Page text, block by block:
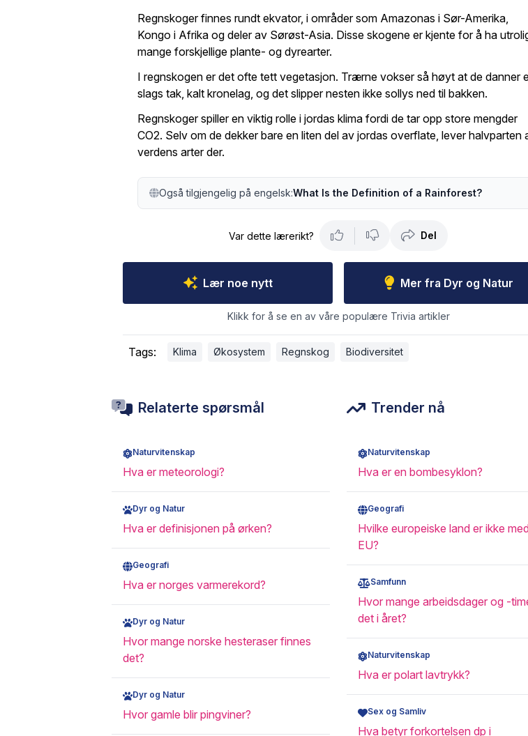
Regnskoger finnes rundt ekvator, i områder som Amazonas i Sør-Amerika,
Kongo i Afrika og deler av Sørøst-Asia. Disse skogene er kjente for å ha
mange forskjellige plante- og dyrearter.
I regnskogen er det ofte tett vegetasjon. Trærne vokser så høyt at de danner
slags tak, kalt kronelag, og det slipper nesten ikke sollys ned til bakken.
Regnskoger spiller en viktig rolle i jordas klima fordi de tar opp store mengder
CO2. Selv om de dekker bare en liten del av jordas overflate, lever halvparten
verdens arter der.
Også tilgjengelig på engelsk:What Is the Definition of a Rainforest?
Var dette lærerikt? Del
Lær noe nytt Mer fra Dyr og Natur
Klikk for å se en av våre populære Trivia artikler
Tags: Klima Økosystem Regnskog Biodiversitet
Relaterte spørsmål
Naturvitenskap
Hva er meteorologi?
Dyr og Natur
Hva er definisjonen på ørken?
Geografi
Hva er norges varmerekord?
Dyr og Natur
Hvor mange norske hesteraser finnes
det?
Dyr og Natur
Hvor gamle blir pingviner?
Trender nå
Naturvitenskap
Hva er en bombesyklon?
Geografi
Hvilke europeiske land er ikke
EU?
Samfunn
Hvor mange arbeidsdager og -
det i året?
Naturvitenskap
Hva er polart lavtrykk?
Sex og Samliv
Hva betyr forkortelsen dp i